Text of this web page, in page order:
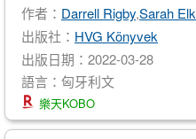
作者： Darrell Rigby,Sarah Elk
出版社： HVG Könyvek
出版日期：2022-03-28
語言：匈牙利文
樂天KOBO